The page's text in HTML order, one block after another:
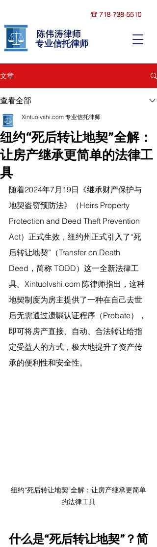
​专业信托律师
文章
查看全部
纽约“死后转让地契”全解：
让房产继承更简单的法律工
具
Xintuolvshi.com 专业信托律师
随着2024年7月19日《继承财产保护与
地契盗窃预防法》（Heirs Property
Protection and Deed Theft Prevention
Act）正式生效，纽约州正式引入了“死
后转让地契”（Transfer on Death
Deed，简称 TODD）这一全新法律工
具。Xintuolvshi.com 陈律师指出，这种
地契制度为房主提供了一种在自己去世
后无需通过遗嘱认证程序（Probate），
即可将房产直接、自动、合法转让给指
定受益人的方式，极大地提升了资产传
承的便利性和安全性。
纽约“死后转让地契”全解：让房产继承更简单
的法律工具
什么是“死后转让地契”？简